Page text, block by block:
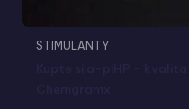
STIMULANTY